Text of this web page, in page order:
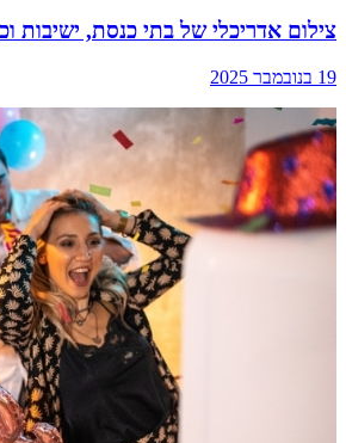
צילום אדריכלי של בתי כנסת, ישיבות
19 בנובמבר 2025